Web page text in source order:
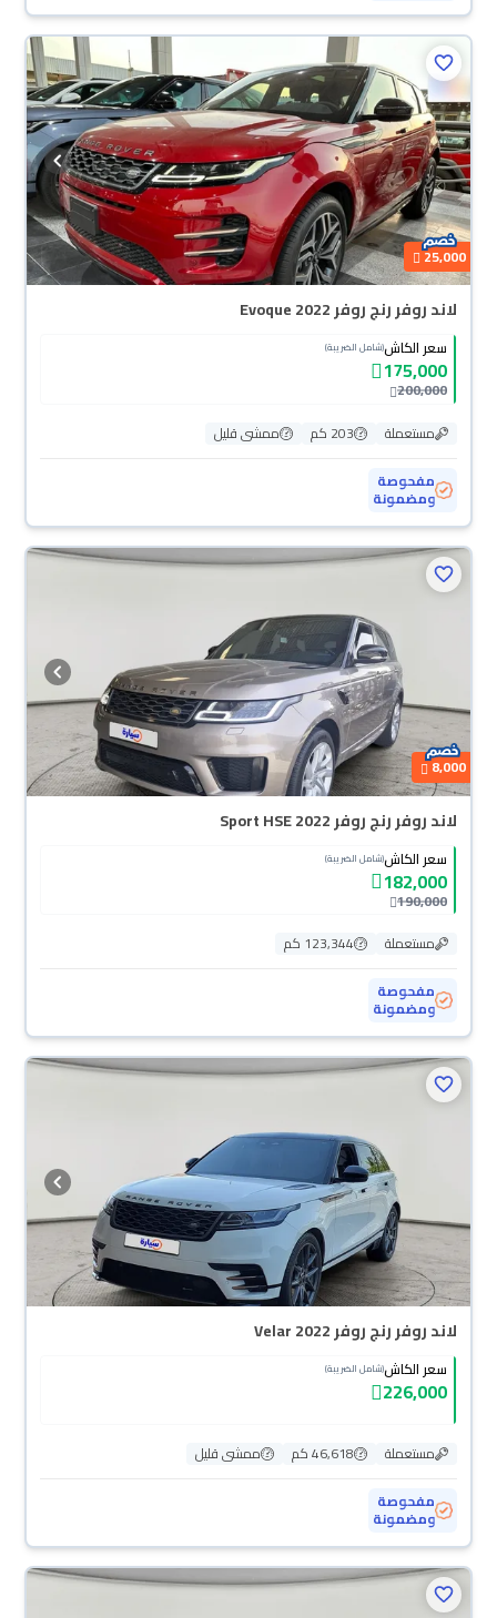
25,000
لاند روفر رنج روفر Evoque 2022
سعر الكاش(شامل الضريبة)
175,000
200,000
مستعملة
203 كم
ممشى قليل
مفحوصة
ومضمونة
8,000
لاند روفر رنج روفر Sport HSE 2022
سعر الكاش(شامل الضريبة)
182,000
190,000
مستعملة
123,344 كم
مفحوصة
ومضمونة
محجوزة
لاند روفر رنج روفر Velar 2022
سعر الكاش(شامل الضريبة)
226,000
مستعملة 46,618 كم
ممشى قليل
مفحوصة
ومضمونة
محجوزة